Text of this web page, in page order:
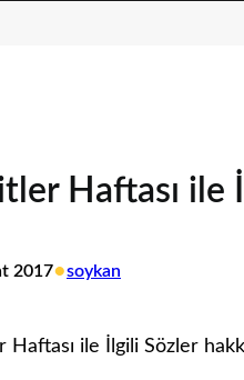
Haftası ile
2017•soykan
Haftası ile İlgili Sözler